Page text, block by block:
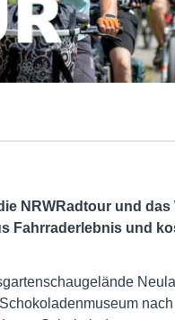
NRWRadtour und das
Fahrraderlebnis und